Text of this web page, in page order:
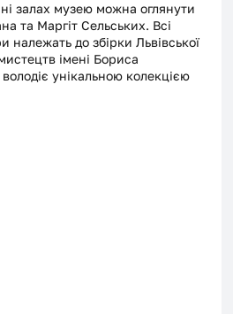
залах музею можна оглянути
та Маргіт Сельських. Всі
належать до збірки Львівської
імені Бориса
унікальною колекцією